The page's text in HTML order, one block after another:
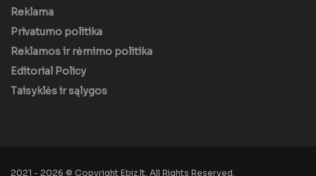
Reklama
Privatumo politika
Reklamos ir rėmimo politika
Editorial Policy
Taisyklės ir sąlygos
2021 - 2026 © Copyright Ebiz.lt. All Rights Reserved.